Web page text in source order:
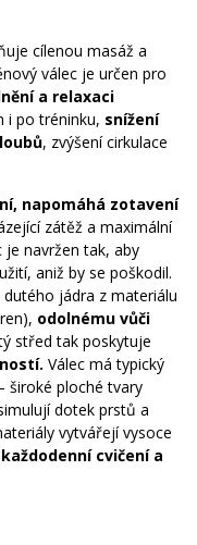
cílenou masáž a
válec je určen pro
a relaxaci
i po tréninku, snížení
, zvýšení cirkulace
napomáhá zotavení
zátěž a maximální
je navržen tak, aby
aniž by se poškodil.
dutého jádra z materiálu
odolnému vůči
střed tak poskytuje
Válec má typický
široké ploché tvary
dotek prstů a
vytvářejí vysoce
cvičení a